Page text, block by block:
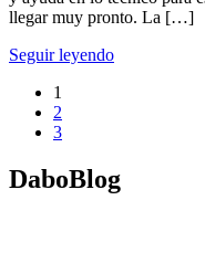
llegar muy pronto. La […]
Seguir leyendo
1
2
3
DaboBlog